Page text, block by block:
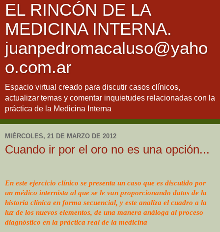
EL RINCÓN DE LA
MEDICINA INTERNA.
juanpedromacaluso@yaho
o.com.ar
Espacio virtual creado para discutir casos clínicos,
actualizar temas y comentar inquietudes relacionadas con la
práctica de la Medicina Interna
MIÉRCOLES, 21 DE MARZO DE 2012
Cuando ir por el oro no es una opción...
En este ejercicio clínico se presenta un caso que es discutido por
un médico internista al que se le van proporcionando datos de la
historia clínica en forma secuencial, y este analiza el cuadro a la
luz de los nuevos elementos, de una manera análoga al proceso
diagnóstico en la práctica real de la medicina